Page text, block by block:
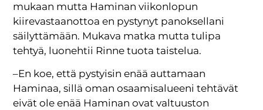
mukaan mutta Haminan viikonlopun
kiirevastaanottoa en pystynyt panoksellani
säilyttämään. Mukava matka mutta tulipa
tehtyä, luonehtii Rinne tuota taistelua.
–En koe, että pystyisin enää auttamaan
Haminaa, sillä oman osaamisalueeni tehtävät
eivät ole enää Haminan ovat valtuuston